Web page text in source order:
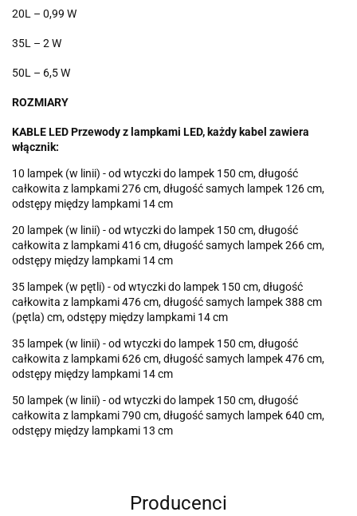
20L – 0,99 W
35L – 2 W
50L – 6,5 W
ROZMIARY
KABLE LED Przewody z lampkami LED, każdy kabel zawiera
włącznik:
10 lampek (w linii) - od wtyczki do lampek 150 cm, długość
całkowita z lampkami 276 cm, długość samych lampek 126 cm,
odstępy między lampkami 14 cm
20 lampek (w linii) - od wtyczki do lampek 150 cm, długość
całkowita z lampkami 416 cm, długość samych lampek 266 cm,
odstępy między lampkami 14 cm
35 lampek (w pętli) - od wtyczki do lampek 150 cm, długość
całkowita z lampkami 476 cm, długość samych lampek 388 cm
(pętla) cm, odstępy między lampkami 14 cm
35 lampek (w linii) - od wtyczki do lampek 150 cm, długość
całkowita z lampkami 626 cm, długość samych lampek 476 cm,
odstępy między lampkami 14 cm
50 lampek (w linii) - od wtyczki do lampek 150 cm, długość
całkowita z lampkami 790 cm, długość samych lampek 640 cm,
odstępy między lampkami 13 cm
Producenci